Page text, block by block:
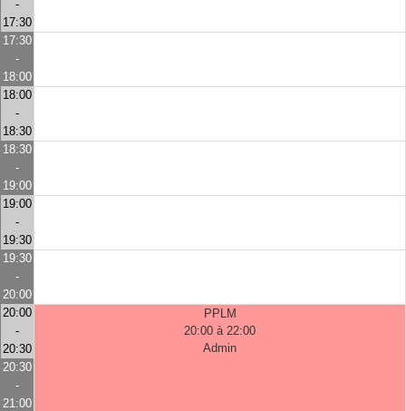
-
17:30
17:30
-
18:00
18:00
-
18:30
18:30
-
19:00
19:00
-
19:30
19:30
-
20:00
20:00
-
20:30
PPLM
20:00 à 22:00
Admin
20:30
-
21:00